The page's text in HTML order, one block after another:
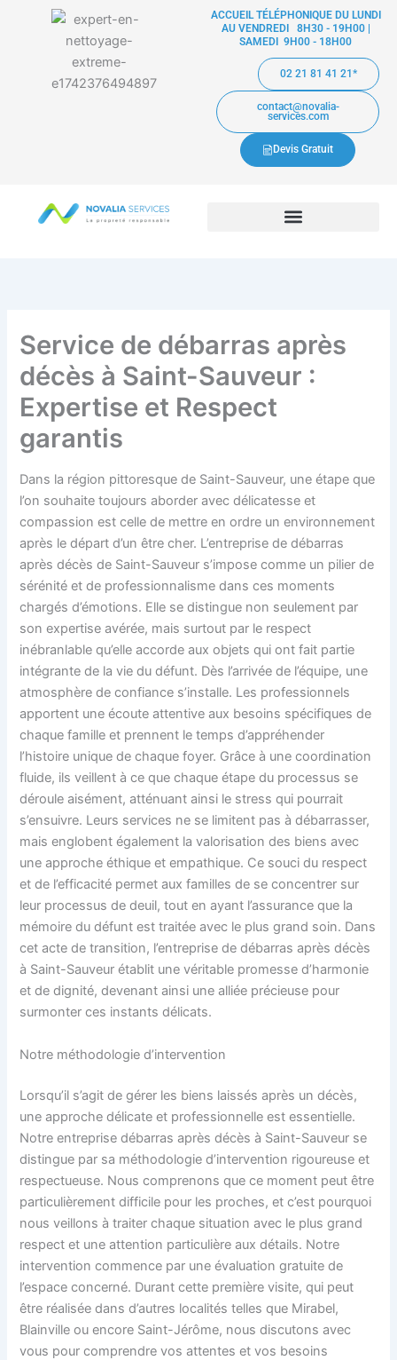
ACCUEIL TÉLÉPHONIQUE DU LUNDI
AU VENDREDI 8H30 - 19H00 |
SAMEDI 9H00 - 18H00
02 21 81 41 21*
contact@novalia-
services.com
Devis Gratuit
Service de débarras après
décès à Saint-Sauveur :
Expertise et Respect
garantis
Dans la région pittoresque de Saint-Sauveur, une étape que
l’on souhaite toujours aborder avec délicatesse et
compassion est celle de mettre en ordre un environnement
après le départ d’un être cher. L’entreprise de débarras
après décès de Saint-Sauveur s’impose comme un pilier de
sérénité et de professionnalisme dans ces moments
chargés d’émotions. Elle se distingue non seulement par
son expertise avérée, mais surtout par le respect
inébranlable qu’elle accorde aux objets qui ont fait partie
intégrante de la vie du défunt. Dès l’arrivée de l’équipe, une
atmosphère de confiance s’installe. Les professionnels
apportent une écoute attentive aux besoins spécifiques de
chaque famille et prennent le temps d’appréhender
l’histoire unique de chaque foyer. Grâce à une coordination
fluide, ils veillent à ce que chaque étape du processus se
déroule aisément, atténuant ainsi le stress qui pourrait
s’ensuivre. Leurs services ne se limitent pas à débarrasser,
mais englobent également la valorisation des biens avec
une approche éthique et empathique. Ce souci du respect
et de l’efficacité permet aux familles de se concentrer sur
leur processus de deuil, tout en ayant l’assurance que la
mémoire du défunt est traitée avec le plus grand soin. Dans
cet acte de transition, l’entreprise de débarras après décès
à Saint-Sauveur établit une véritable promesse d’harmonie
et de dignité, devenant ainsi une alliée précieuse pour
surmonter ces instants délicats.
Notre méthodologie d’intervention
Lorsqu’il s’agit de gérer les biens laissés après un décès,
une approche délicate et professionnelle est essentielle.
Notre entreprise débarras après décès à Saint-Sauveur se
distingue par sa méthodologie d’intervention rigoureuse et
respectueuse. Nous comprenons que ce moment peut être
particulièrement difficile pour les proches, et c’est pourquoi
nous veillons à traiter chaque situation avec le plus grand
respect et une attention particulière aux détails. Notre
intervention commence par une évaluation gratuite de
l’espace concerné. Durant cette première visite, qui peut
être réalisée dans d’autres localités telles que Mirabel,
Blainville ou encore Saint-Jérôme, nous discutons avec
vous pour comprendre vos attentes et vos besoins